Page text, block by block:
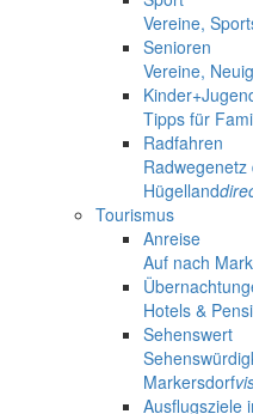
Vereine,
Senioren
Vereine,
Tipps für
Radfahren
Hügelland
Tourismus
Anreise
Auf nach
Hotels &
Sehenswert
Markersdorf
Ausflugsziele